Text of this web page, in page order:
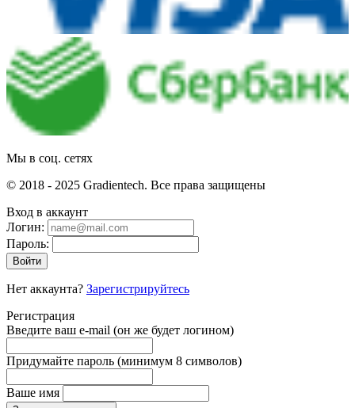
Мы в соц. сетях
© 2018 - 2025 Gradientech. Все права защищены
Вход в аккаунт
Логин:
Пароль:
Войти
Нет аккаунта? Зарегистрируйтесь
Регистрация
Введите ваш e-mail (он же будет логином)
Придумайте пароль (минимум 8 символов)
Ваше имя